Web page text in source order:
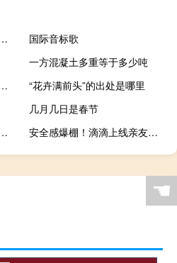
》的主要讲了什么
国际音标歌
一方混凝土多重等于多少吨
购图片应用开发商Cooliris
“花卉满前头”的出处是哪里
几月几日是春节
过这个秘密的库比蒂诺产品
安全感爆棚！滴滴上线亲友守护工具：快来给家人开启
☚